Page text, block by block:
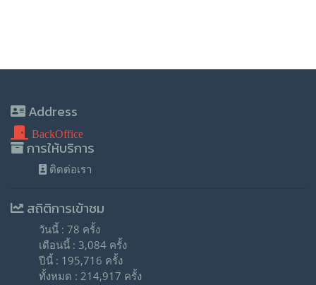
Address
BackOffice
การให้บริการ
ติดต่อเรา
สถิติการเข้าชม
วันนี้ : 78 ครั้ง
เดือนนี้ : 3,084 ครั้ง
ปีนี้ : 195,716 ครั้ง
ทั้งหมด : 214,917 ครั้ง